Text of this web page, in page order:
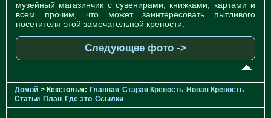
музейный магазинчик с сувенирами, книжками, картами и
всем прочим, что может заинтересовать пытливого
посетителя этой замечательной крепости.
Следующее фото ->
Домой > Кексгольм: Главная Старая Крепость Новая Крепость
Статьи План Где это Ссылки